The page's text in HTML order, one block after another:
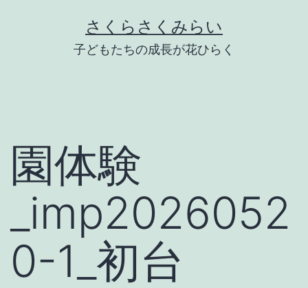
さくらさくみらい
子どもたちの成長が花ひらく
園体験
_imp2026052
0-1_初台